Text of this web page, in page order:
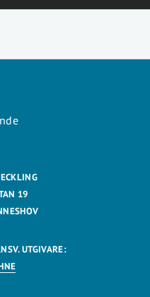
19
UTGIVARE: